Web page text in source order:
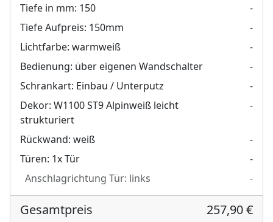
Tiefe in mm: 150
-
Tiefe Aufpreis: 150mm
-
Lichtfarbe: warmweiß
-
Bedienung: über eigenen Wandschalter
-
Schrankart: Einbau / Unterputz
-
Dekor: W1100 ST9 Alpinweiß leicht
strukturiert
-
Rückwand: weiß
-
Türen: 1x Tür
-
Anschlagrichtung Tür: links -
Gesamtpreis 257,90 €